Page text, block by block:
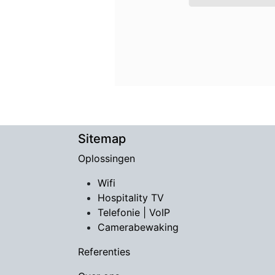
Sitemap
Oplossingen
Wifi
Hospitality TV
​Telefonie | VoIP
Camerabewaking
Referenties